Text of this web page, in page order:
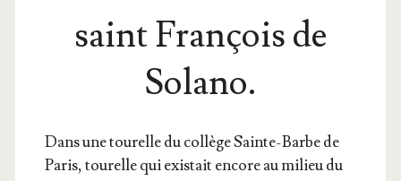
saint François de
Solano.
Dans une tou­relle du col­lège Sainte-Barbe de
Paris, tou­relle qui exis­tait encore au milieu du